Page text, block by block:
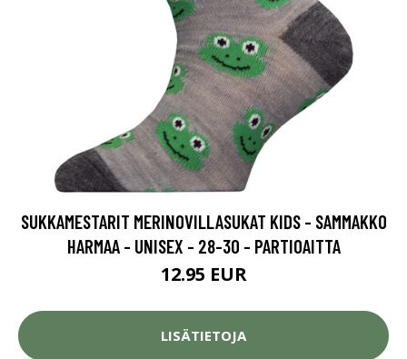
SUKKAMESTARIT MERINOVILLASUKAT KIDS - SAMMAKKO
HARMAA - UNISEX - 28-30 - PARTIOAITTA
12.95 EUR
LISÄTIETOJA